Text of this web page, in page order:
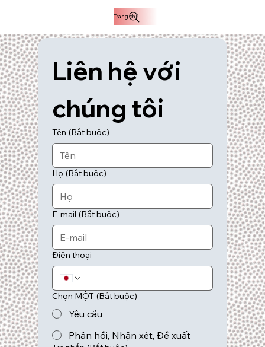
Trang chủ
Liên hệ với
chúng tôi
Tên (Bắt buộc)
Họ (Bắt buộc)
E-mail (Bắt buộc)
Điện thoại
Chọn MỘT (Bắt buộc)
Yêu cầu
Phản hồi, Nhận xét, Đề xuất